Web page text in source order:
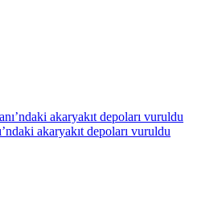
akaryakıt depoları vuruldu